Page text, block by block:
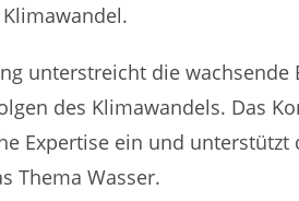
unterstreicht die
des Klimawandels. Das
Expertise ein und
Thema Wasser.